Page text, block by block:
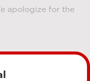
apologize for the